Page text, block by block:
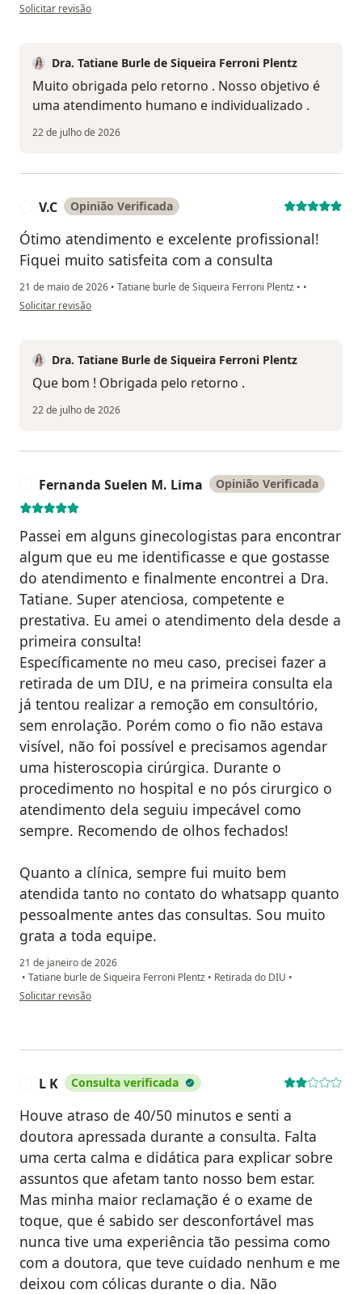
na opinião do utilizador Numa Moraes
Solicitar revisão
Dra. Tatiane Burle de Siqueira Ferroni Plentz
Muito obrigada pelo retorno . Nosso objetivo é
uma atendimento humano e individualizado .
22 de julho de 2026
V.C Opinião Verificada
Ótimo atendimento e excelente profissional!
Fiquei muito satisfeita com a consulta
21 de maio de 2026 • Tatiane burle de Siqueira Ferroni Plentz • •
na opinião do utilizador V.C
Solicitar revisão
Dra. Tatiane Burle de Siqueira Ferroni Plentz
Que bom ! Obrigada pelo retorno .
22 de julho de 2026
Fernanda Suelen M. Lima Opinião Verificada
Passei em alguns ginecologistas para encontrar
algum que eu me identificasse e que gostasse
do atendimento e finalmente encontrei a Dra.
Tatiane. Super atenciosa, competente e
prestativa. Eu amei o atendimento dela desde a
primeira consulta!
Específicamente no meu caso, precisei fazer a
retirada de um DIU, e na primeira consulta ela
já tentou realizar a remoção em consultório,
sem enrolação. Porém como o fio não estava
visível, não foi possível e precisamos agendar
uma histeroscopia cirúrgica. Durante o
procedimento no hospital e no pós cirurgico o
atendimento dela seguiu impecável como
sempre. Recomendo de olhos fechados!
Quanto a clínica, sempre fui muito bem
atendida tanto no contato do whatsapp quanto
pessoalmente antes das consultas. Sou muito
grata a toda equipe.
21 de janeiro de 2026
• Tatiane burle de Siqueira Ferroni Plentz • Retirada do DIU •
na opinião do utilizador Fernanda Suelen M. Lima
Solicitar revisão
L K Consulta verificada
Houve atraso de 40/50 minutos e senti a
doutora apressada durante a consulta. Falta
uma certa calma e didática para explicar sobre
assuntos que afetam tanto nosso bem estar.
Mas minha maior reclamação é o exame de
toque, que é sabido ser desconfortável mas
nunca tive uma experiência tão pessima como
com a doutora, que teve cuidado nenhum e me
deixou com cólicas durante o dia. Não